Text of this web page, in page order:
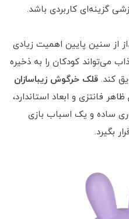
گزینه‌ای کاربردی باشد.
از سنین پایین اهمیت زیادی
می‌تواند کودکان را به ذخیره
کند. قلک خرگوش زیباسازان
فانتزی و ابعاد استاندارد،
ساده و یک اسباب بازی
بگیرد.